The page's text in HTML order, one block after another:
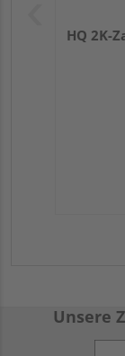
HQ 2K-
Unsere